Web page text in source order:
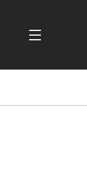
OFF CANVAS